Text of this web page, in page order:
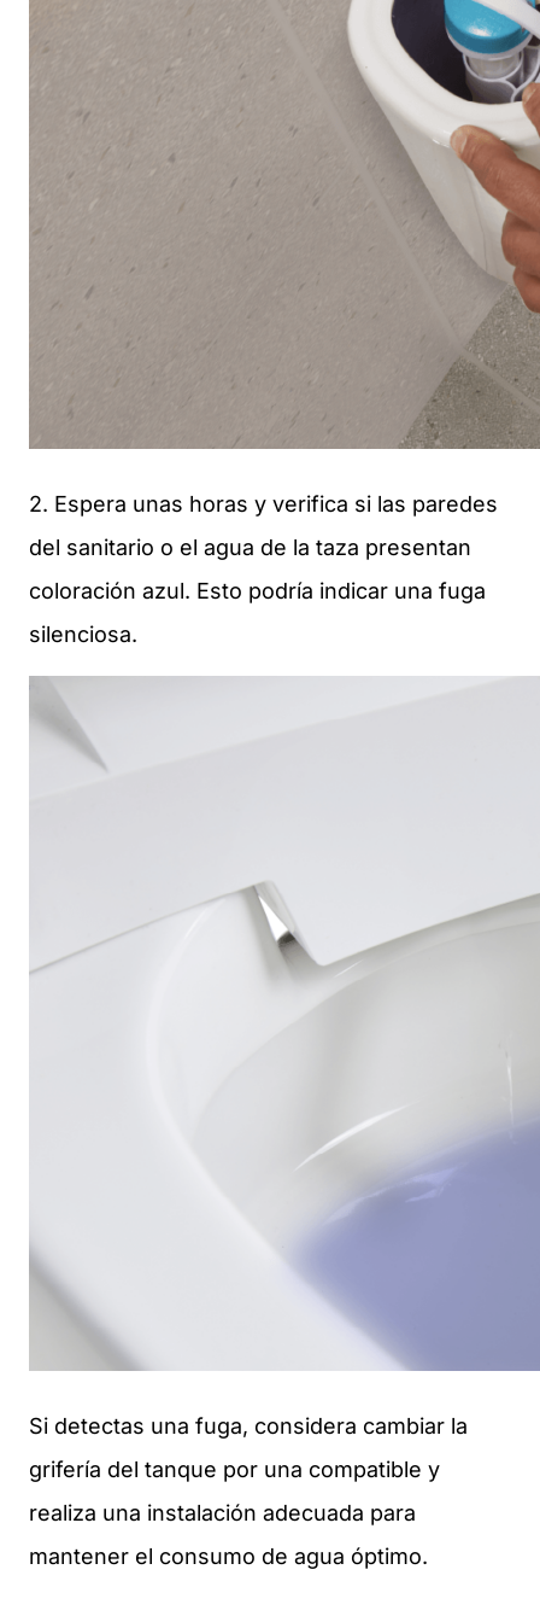
2. Espera unas horas y verifica si las paredes
del sanitario o el agua de la taza presentan
coloración azul. Esto podría indicar una fuga
silenciosa.
Si detectas una fuga, considera cambiar la
grifería del tanque por una compatible y
realiza una instalación adecuada para
mantener el consumo de agua óptimo.